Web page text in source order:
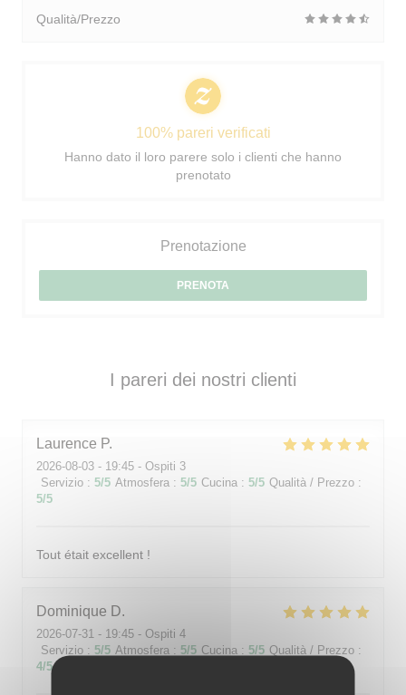
I pareri dei nostri clienti
Laurence P
2026-08-03 - 19:45 - Ospiti 3
Servizio : 5/5 Atmosfera : 5/5 Cucina : 5/5 Qualità / Prezzo :
5/5
Tout était excellent !
Dominique D
2026-07-31 - 19:45 - Ospiti 4
Servizio : 5/5 Atmosfera : 5/5 Cucina : 5/5 Qualità / Prezzo :
4/5
Qualità/Prezzo
100% pareri verificati
Hanno dato il loro parere solo i clienti che hanno
prenotato
Prenotazione
PRENOTA